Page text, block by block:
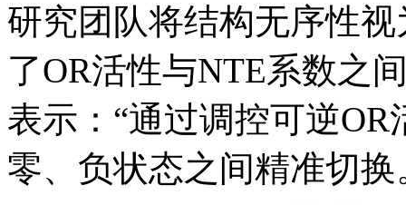
研究团队将结构无序性
了OR活性与NTE系数之
表示：“通过调控可逆
零、负状态之间精准切换